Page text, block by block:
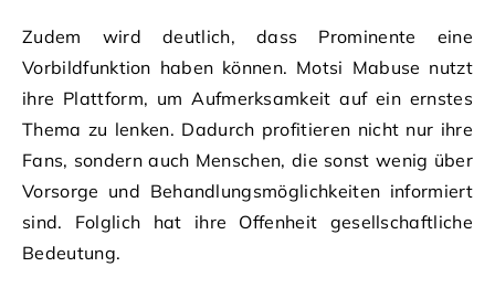
Zudem wird deutlich, dass Prominente eine
Vorbildfunktion haben können. Motsi Mabuse nutzt
ihre Plattform, um Aufmerksamkeit auf ein ernstes
Thema zu lenken. Dadurch profitieren nicht nur ihre
Fans, sondern auch Menschen, die sonst wenig über
Vorsorge und Behandlungsmöglichkeiten informiert
sind. Folglich hat ihre Offenheit gesellschaftliche
Bedeutung.